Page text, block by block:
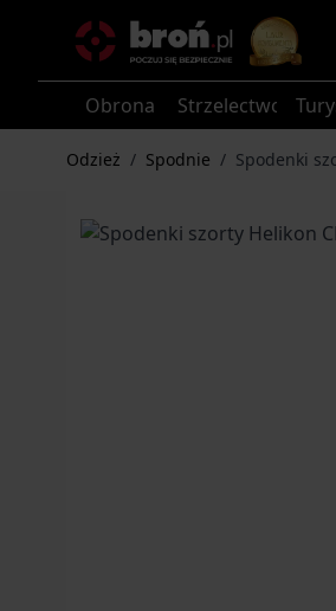
Obrona Strzelectwo
Odzież / Spodnie / Spodenki